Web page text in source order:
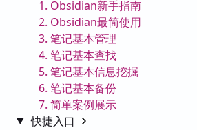
1. Obsidian新手指南
2. Obsidian最简使用
3. 笔记基本管理
4. 笔记基本查找
5. 笔记基本信息挖掘
6. 笔记基本备份
7. 简单案例展示
快捷入口